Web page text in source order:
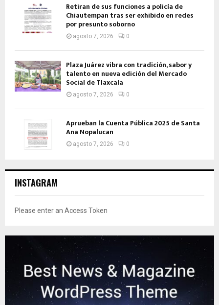
Retiran de sus funciones a policía de
Chiautempan tras ser exhibido en redes
por presunto soborno
agosto 7, 2026 0
Plaza Juárez vibra con tradición, sabor y
talento en nueva edición del Mercado
Social de Tlaxcala
agosto 7, 2026 0
Aprueban la Cuenta Pública 2025 de Santa
Ana Nopalucan
agosto 7, 2026 0
INSTAGRAM
Please enter an Access Token